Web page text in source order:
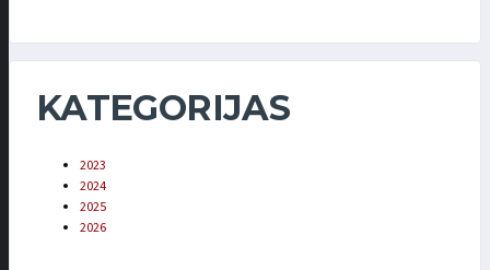
KATEGORIJAS
2023
2024
2025
2026